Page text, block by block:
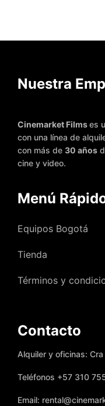
Añadir al carrito
Nuestra
Cinemarket Filmses
con una línea de
con más de 30 años
cine y video.
Menú
Equipos Bogotá
Tienda
Términos y
Contacto
Alquiler y oficinas:
Teléfonos +57 310
Email: